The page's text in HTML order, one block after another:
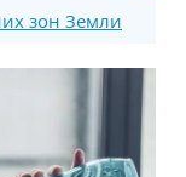
зон Земли